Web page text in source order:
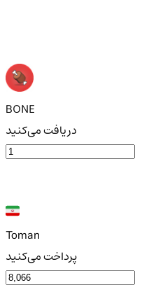
BONE
دریافت می‌کنید
Toman
پرداخت می‌کنید